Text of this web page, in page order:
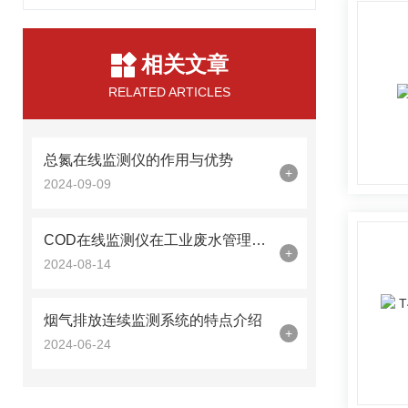
相关文章
RELATED ARTICLES
总氮在线监测仪的作用与优势
2024-09-09
+
COD在线监测仪在工业废水管理中的作用
2024-08-14
+
烟气排放连续监测系统的特点介绍
2024-06-24
+